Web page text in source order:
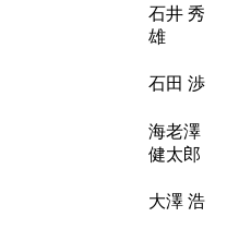
石井 秀
雄
石田 渉
海老澤
健太郎
大澤 浩